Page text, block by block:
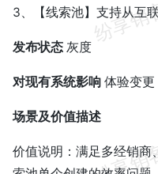
3、【线索池】支持从互
发布状态 灰度
对现有系统影响 体验变更
场景及价值描述
价值说明：满足多经销商